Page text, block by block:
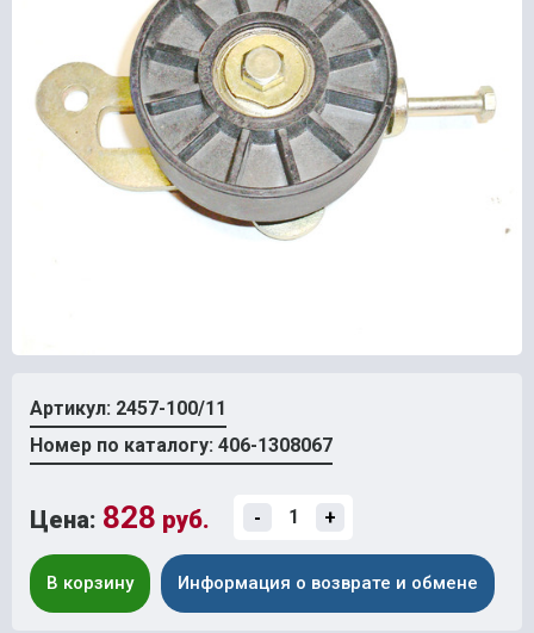
Артикул: 2457-100/11
Номер по каталогу: 406-1308067
Цена: 828 руб. - +
В корзину Информация о возврате и обмене